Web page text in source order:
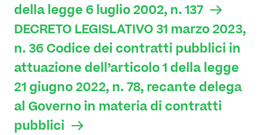
della legge 6 luglio 2002, n. 137
DECRETO LEGISLATIVO 31 marzo 2023,
n. 36 Codice dei contratti pubblici in
attuazione dell’articolo 1 della legge
21 giugno 2022, n. 78, recante delega
al Governo in materia di contratti
pubblici